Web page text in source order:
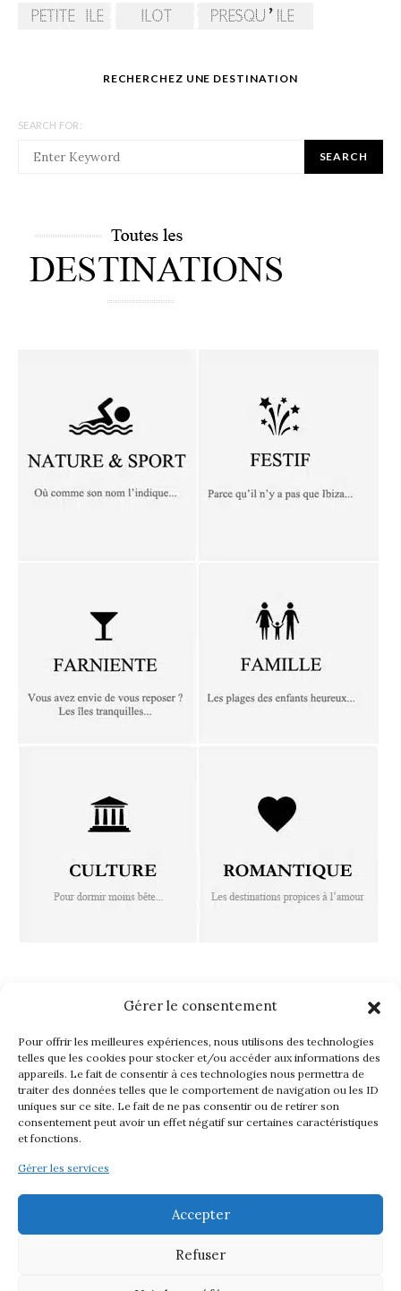
Gérer le consentement
Pour offrir les meilleures expériences, nous utilisons des technologies
telles que les cookies pour stocker et/ou accéder aux informations des
appareils. Le fait de consentir à ces technologies nous permettra de
traiter des données telles que le comportement de navigation ou les ID
uniques sur ce site. Le fait de ne pas consentir ou de retirer son
consentement peut avoir un effet négatif sur certaines caractéristiques
et fonctions.
Gérer les services
Accepter
Refuser
RECHERCHEZ UNE DESTINATION
SEARCH FOR:
SEARCH
ISLAND-TOUCH
À PROPOS D’ISLAND TOUCH
Les plus belles îles et plages et leurs adresses